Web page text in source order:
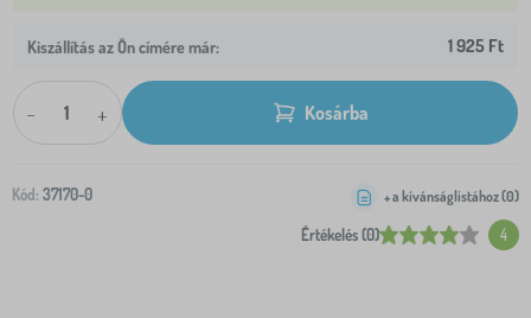
Kiszállítás az Ön címére már: 1 925 Ft
- + Kosárba
Kód: 37170-0
Értékelés (0) 4
+ a kívánságlistához (0)